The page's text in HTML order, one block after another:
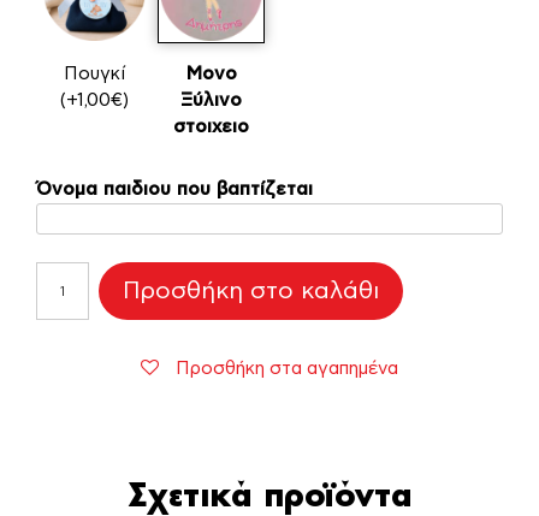
Πουγκί
(+1,00€)
Μονο
Ξύλινο
στοιχειο
Όνομα παιδιου που βαπτίζεται
Bear
Μπομπονιέρες
Προσθήκη στο καλάθι
Προσθήκη στα αγαπημένα
Σχετικά προϊόντα